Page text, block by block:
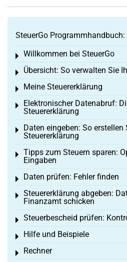
SteuerGo Programmhandbuch:
Willkommen bei SteuerGo
Toggle menu
Übersicht: So verwalten Sie
Toggle menu
Meine Steuererklärung
Toggle menu
Elektronischer Datenabruf:
Steuererklärung
Toggle menu
Daten eingeben: So erstellen
Steuererklärung
Toggle menu
Tipps zum Steuern sparen:
Eingaben
Toggle menu
Daten prüfen: Fehler finden
Toggle menu
Steuererklärung abgeben:
Finanzamt schicken
Toggle menu
Steuerbescheid prüfen:
Toggle menu
Hilfe und Beispiele
Toggle menu
Rechner
Toggle menu